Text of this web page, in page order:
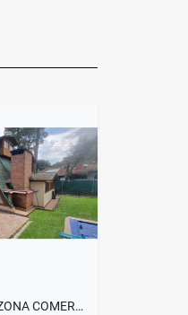
CABAÑA EN VENTA, EN ZONA COMERCIAL DE AVANDARO